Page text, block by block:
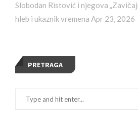
Slobodan Ristović i njegova
hleb i ukaznik vremena Apr 23, 2026
PRETRAGA